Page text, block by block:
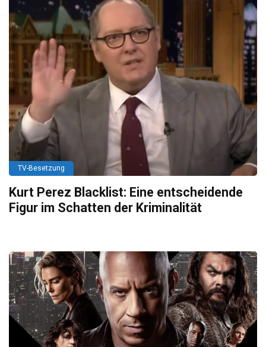
TV-Besetzung
Kurt Perez Blacklist: Eine entscheidende
Figur im Schatten der Kriminalität